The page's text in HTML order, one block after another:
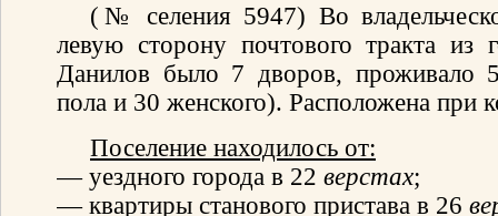
(№ селения 5947) Во
левую сторону почтового тракта из
Данилов было 7 дворов, проживало
пола и 30 женского). Расположена при
Поселение находилось от:
— уездного города в 22 верстах;
— квартиры станового пристава в 26